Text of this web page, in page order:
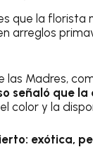
que la florista
arreglos
las Madres,
señaló que
color y la
exótica,